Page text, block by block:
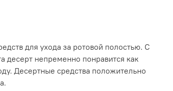
для ухода за ротовой полостью. С
десерт непременно понравится как
Десертные средства положительно